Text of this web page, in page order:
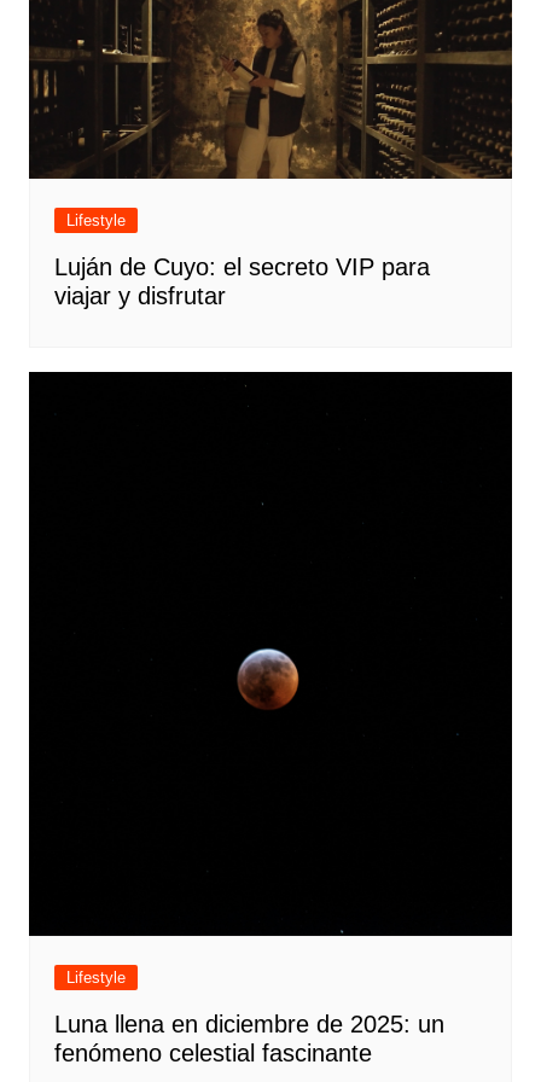
Lifestyle
Luján de Cuyo: el secreto VIP para
viajar y disfrutar
Lifestyle
Luna llena en diciembre de 2025: un
fenómeno celestial fascinante